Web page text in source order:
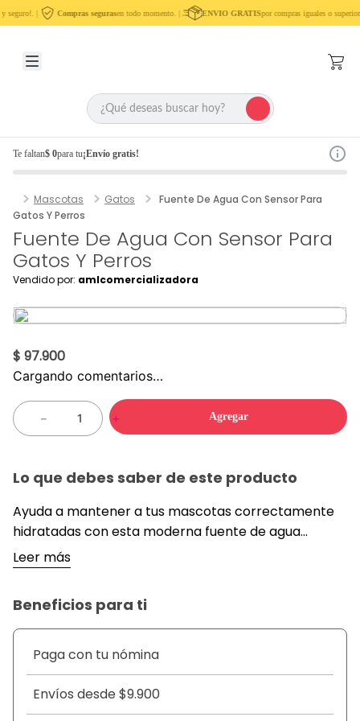
seguro!. | Compras segurasen todo momento. | ENVIO GRATISpor compras iguales o
Te faltan$ 0para tu¡Envío gratis!
Mascotas Gatos
Fuente De Agua Con Sensor Para
Gatos Y Perros
Fuente De Agua Con Sensor Para
Gatos Y Perros
Vendido por: amlcomercializadora
$ 97.900
Cargando comentarios…
＋
－ Agregar
Lo que debes saber de este producto
Ayuda a mantener a tus mascotas correctamente
hidratadas con esta moderna fuente de agua
automatica. Gracias a su sistema de circulacion
continua, el agua permanece en movimiento,
gatos y perros.
&nbsp;
Su dise&ntilde;o transparente permite visualizar
facilmente el nivel del agua, mientras que su sistema
de filtracion ayuda a mejorar la calidad del agua
para el consumo diario de tu mascota.
Leer más
Beneficios para ti
Paga con tu nómina
Envíos desde $9.900